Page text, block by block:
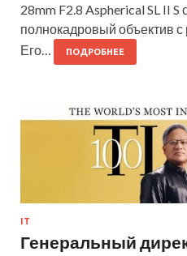
28mm F2.8 Aspherical SL II
полнокадровый объектив
Его…
ПОДРОБНЕЕ
IT
Генеральный